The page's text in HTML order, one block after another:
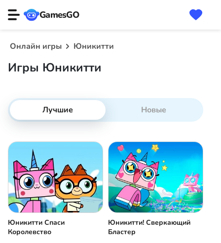
GamesGO
Онлайн игры Юникитти
Игры Юникитти
Лучшие Новые
Юникитти Спаси
Королевство
Юникитти! Сверкающий
Бластер